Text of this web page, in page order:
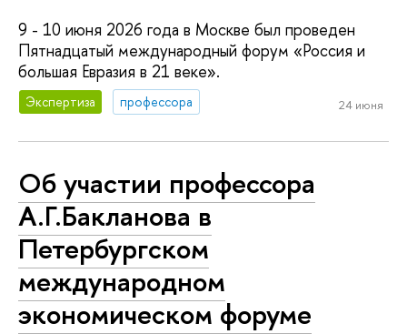
9 - 10 июня 2026 года в Москве был проведен
Пятнадцатый международный форум «Россия и
большая Евразия в 21 веке».
Экспертиза профессора 24 июня
Об участии профессора
А.Г.Бакланова в
Петербургском
международном
экономическом форуме